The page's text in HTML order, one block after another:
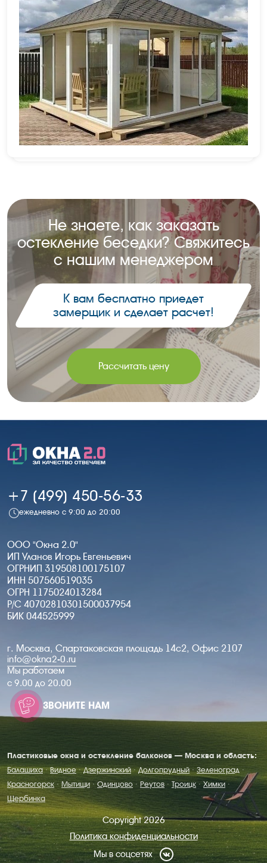
Не знаете, как заказать
остекление беседки?Свяжитесь
с нашим менеджером
К вам бесплатно приедет
замерщик и сделает расчет!
Рассчитать цену
+7 (499) 450-56-33
ежедневно с 9:00 до 20:00
ООО "Окна 2.0"
ИП Уланов Игорь Евгеньевич
ОГРНИП 319508100175107
ИНН 507560519035
ОГРН 1175024013284
Р/С 40702810301500037954
БИК 044525999
г. Москва, Спартаковская площадь 14с2, Офис 2107
info@okna2-0.ru
Мы работаем
c 9.00 до 20.00
ЗВОНИТЕ НАМ
Пластиковые окна и остекление балконов — Москва и область:
Балашиха·Видное·Дзержинский·Долгопрудный · Зеленоград ·
Красногорск · Мытищи · Одинцово · Реутов · Троицк · Химки ·
Щербинка
Copyright 2026
Политика конфиденциальности
Мы в соцсетях